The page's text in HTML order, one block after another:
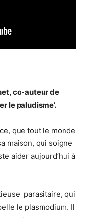
co-auteur de
le paludisme’.
que tout le monde
maison, qui soigne
aider aujourd’hui à
parasitaire, qui
le plasmodium. Il